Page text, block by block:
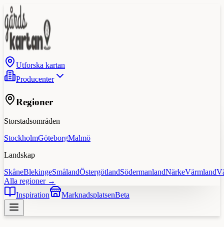
Utforska kartan
Producenter
Regioner
Storstadsområden
StockholmGöteborgMalmö
Landskap
SkåneBlekingeSmålandÖstergötlandSödermanlandNärkeVärmland
Alla regioner →
Inspiration
MarknadsplatsenBeta